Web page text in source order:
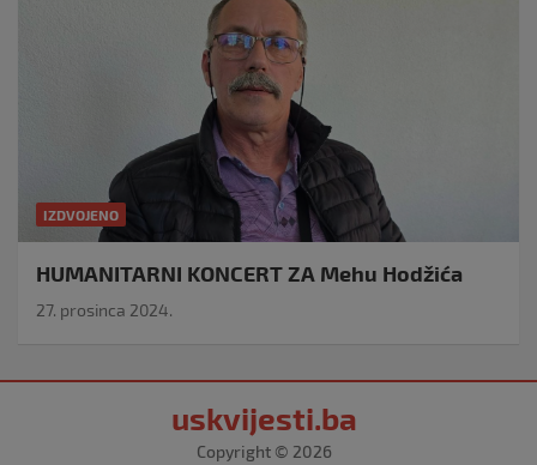
IZDVOJENO
HUMANITARNI KONCERT ZA Mehu Hodžića
27. prosinca 2024.
uskvijesti.ba
Copyright © 2026